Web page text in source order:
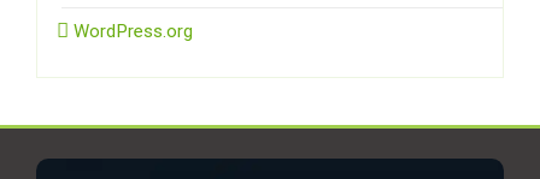
WordPress.org